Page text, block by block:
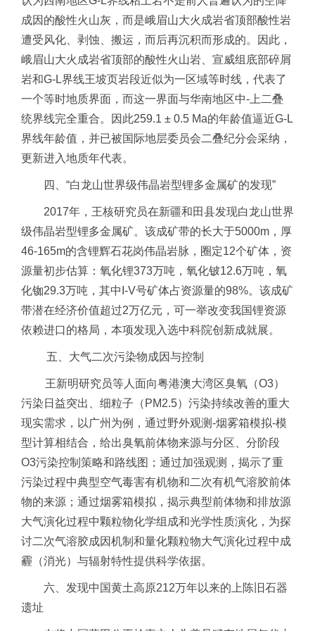
成因的酸性火山灰，而是峨眉山大火成岩省顶部酸性岩
遭受风化、剥蚀、搬运，而后再沉积而形成的。因此，
峨眉山大火成岩省顶部的酸性火山岩、宣威组底部碎屑
岩和G-L界线王坡页岩段近似为一区域等时线，代表了
一个等时地质界面，而这一界面与华南地区中-上二叠
统界线完全重合。因此259.1 ± 0.5 Ma的年龄值逼近G-L
界线年龄值，并已被国际地层委员会二叠纪分会采纳，
更新进入地质年代表。
四、“白龙山世界级伟晶岩型锂多金属矿的发现”
2017年，王核研究员在新疆和田县发现白龙山世界
级伟晶岩型锂多金属矿。该成矿带的长大于5000m，厚
46-165m的含锂辉石花岗伟晶岩脉，圈定12个矿体，资
源量初步估算：氧化锂373万吨，氧化铍12.6万吨，氧
化铷29.3万吨，其中I-V号矿体占资源量的98%。该成矿
带潜在经济价值超过2万亿元，可一举改变我国锂资源
依赖进口的格局，本项发现入选中科院创新成就展。
五、大气二次污染物成因与控制
王新明研究员等人面向粤港澳大湾区臭氧（O3）
污染日益突出、细粒子（PM2.5）污染持续改善的重大
现实需求，以广州为例，通过野外观测-烟雾箱模拟-模
型计算相结合，给出臭氧前体物来源与分区、分阶段
O3污染控制策略和路线图；通过加强观测，揭示了重
污染过程中典型空气毒害有机物和二次有机气溶胶前体
物的来源；通过烟雾箱模拟，揭示典型前体物和排放源
大气演化过程中颗粒物化学组成和光学性质演化，为探
讨二次气溶胶成因机制和量化颗粒物大气演化过程中成
霾（消光）与辐射特性提供科学依据。
六、发现中国黄土高原212万年以来的上陈旧石器
遗址